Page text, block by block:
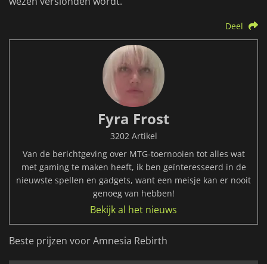
Deel
Fyra Frost
3202 Artikel
Van de berichtgeving over MTG-toernooien tot alles wat
met gaming te maken heeft, ik ben geïnteresseerd in de
nieuwste spellen en gadgets, want een meisje kan er nooit
genoeg van hebben!
Bekijk al het nieuws
Beste prijzen voor Amnesia Rebirth